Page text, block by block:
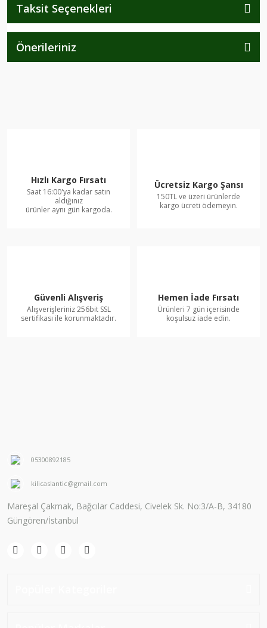
Taksit Seçenekleri
Önerileriniz
Hızlı Kargo Fırsatı
Saat 16:00'ya kadar satın
aldığınız
ürünler aynı gün kargoda.
Ücretsiz Kargo Şansı
150TL ve üzeri ürünlerde
kargo ücreti ödemeyin.
Güvenli Alışveriş
Alışverişleriniz 256bit SSL
sertifikası ile korunmaktadır.
Hemen İade Fırsatı
Ürünleri 7 gün içerisinde
koşulsuz iade edin.
05300892185
kilicaslantic@gmail.com
Mareşal Çakmak, Bağcılar Caddesi, Civelek Sk. No:3/A-B, 34180
Güngören/İstanbul